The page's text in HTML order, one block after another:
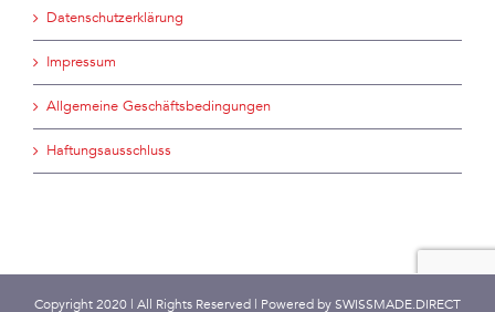
Datenschutzerklärung
Impressum
Allgemeine Geschäftsbedingungen
Haftungsausschluss
Copyright 2020 | All Rights Reserved | Powered by SWISSMADE.DIRECT